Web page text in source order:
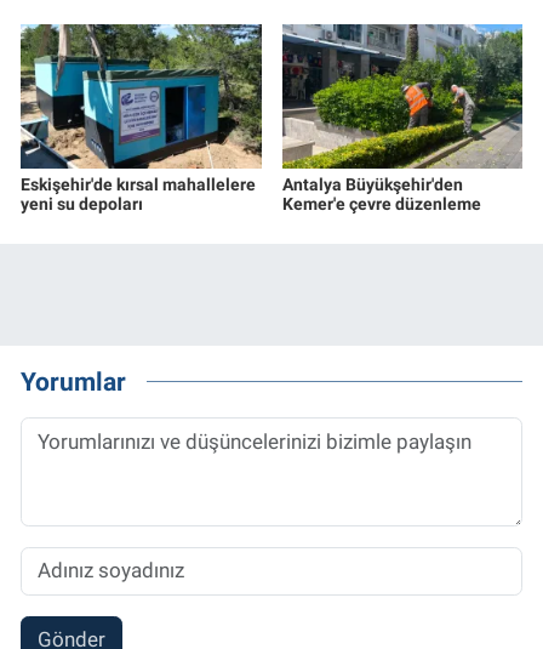
Eskişehir'de kırsal mahallelere
yeni su depoları
Antalya Büyükşehir'den
Kemer'e çevre düzenleme
Yorumlar
Gönder